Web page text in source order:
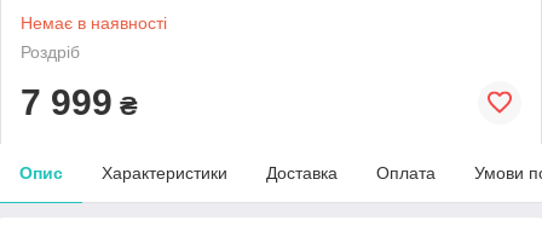
Немає в наявності
Роздріб
7 999 ₴
Опис Характеристики Доставка Оплата Умови